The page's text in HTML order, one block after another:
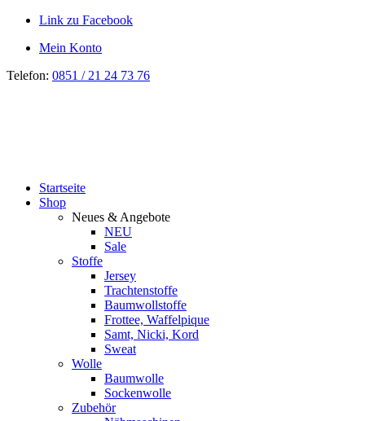
Link zu Facebook
Mein Konto
Telefon: 0851 / 21 24 73 76
Startseite
Shop
Neues & Angebote
NEU
Sale
Stoffe
Jersey
Trachtenstoffe
Baumwollstoffe
Frottee, Waffelpique
Samt, Nicki, Kord
Sweat
Wolle
Baumwolle
Sockenwolle
Zubehör